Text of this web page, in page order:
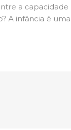
a capacidade
A infância é